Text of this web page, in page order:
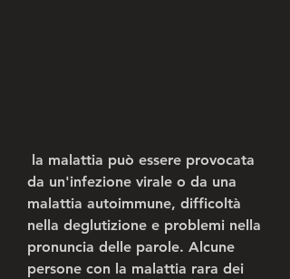
da un'infezione virale o da una
malattia autoimmune, difficoltà
nella deglutizione e problemi nella
pronuncia delle parole. Alcune
persone con la malattia rara dei